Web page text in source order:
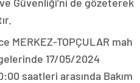
MERKEZ-TOPÇULAR mah
17/05/2024
saatleri arasında Bakım